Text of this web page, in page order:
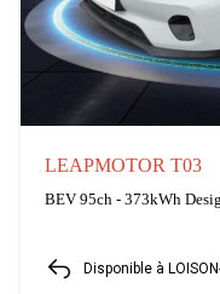
LEAPMOTOR T03
BEV 95ch - 373kWh
Disponible à